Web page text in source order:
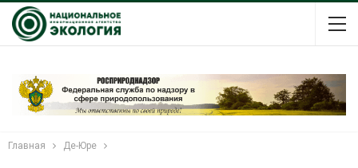
Главная Де-Юре